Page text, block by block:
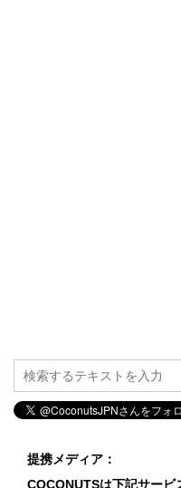
提携メディア：
COCONUTSは下記サービ